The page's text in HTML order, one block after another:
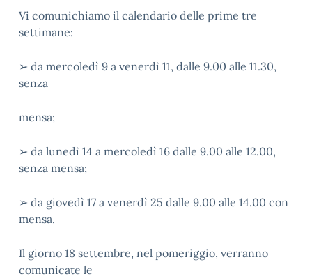
Vi comunichiamo il calendario delle prime tre
settimane:
➢ da mercoledì 9 a venerdì 11, dalle 9.00 alle 11.30,
senza
mensa;
➢ da lunedì 14 a mercoledì 16 dalle 9.00 alle 12.00,
senza mensa;
➢ da giovedì 17 a venerdì 25 dalle 9.00 alle 14.00 con
mensa.
Il giorno 18 settembre, nel pomeriggio, verranno
comunicate le